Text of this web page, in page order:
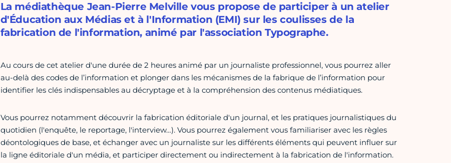
La médiathèque Jean-Pierre Melville vous propose de participer à un atelier
d'Éducation aux Médias et à l'Information (EMI) sur les coulisses de la
fabrication de l'information, animé par l'association Typographe.
Au cours de cet atelier d'une durée de 2 heures animé par un journaliste professionnel, vous pourrez aller
au-delà des codes de l’information et plonger dans les mécanismes de la fabrique de l’information pour
identifier les clés indispensables au décryptage et à la compréhension des contenus médiatiques.
Vous pourrez notamment découvrir la fabrication éditoriale d'un journal, et les pratiques journalistiques du
quotidien (l'enquête, le reportage, l'interview…). Vous pourrez également vous familiariser avec les règles
déontologiques de base, et échanger avec un journaliste sur les différents éléments qui peuvent influer sur
la ligne éditoriale d'un média, et participer directement ou indirectement à la fabrication de l'information.